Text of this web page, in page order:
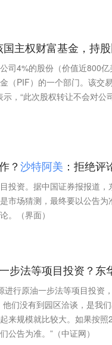
主权财富基金，持
司4%的股份（价值近800
PIF）的一个部门。该交
示，“此次股权转让不会对公
？沙特阿美 ：拒绝评
投资。据中国证券报报道
市场猜测，最终要以公告
。（界面）
步法等项目投资？东
进行原油一步法等项目投资
们没有到园区洽谈，是我
来规模就比较大。如果按
告为准。”（中证网）